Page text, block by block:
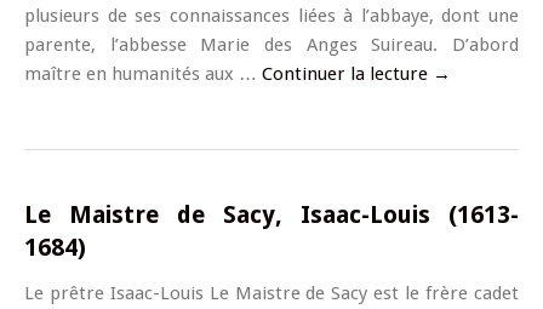
plusieurs de ses connaissances liées à l’abbaye, dont une
parente, l’abbesse Marie des Anges Suireau. D’abord
maître en humanités aux … Continuer la lecture →
Le Maistre de Sacy, Isaac-Louis (1613-
1684)
Le prêtre Isaac-Louis Le Maistre de Sacy est le frère cadet